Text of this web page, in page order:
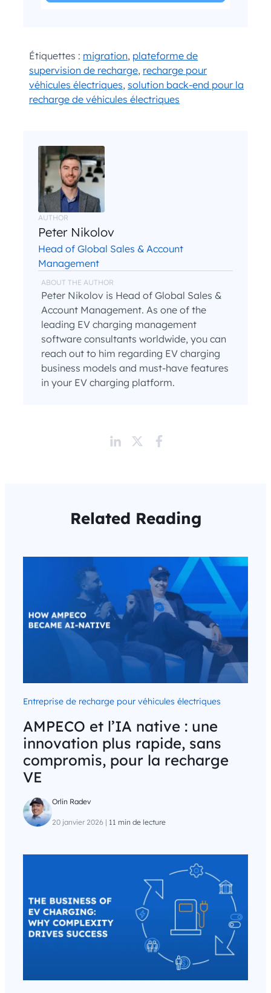
Étiquettes : migration, plateforme de
supervision de recharge, recharge pour
véhicules électriques, solution back-end pour la
recharge de véhicules électriques
AUTHOR
Peter Nikolov
Head of Global Sales & Account
Management
ABOUT THE AUTHOR
Peter Nikolov is Head of Global Sales &
Account Management. As one of the
leading EV charging management
software consultants worldwide, you can
reach out to him regarding EV charging
business models and must-have features
in your EV charging platform.
Related Reading
Entreprise de recharge pour véhicules électriques
AMPECO et l’IA native : une
innovation plus rapide, sans
compromis, pour la recharge
VE
Orlin Radev
20 janvier 2026 | 11 min de lecture